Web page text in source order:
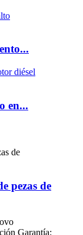
en...
pezas de
Garantía: